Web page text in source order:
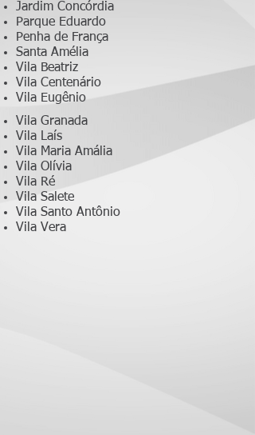
Jardim Concórdia
Parque Eduardo
Penha de França
Santa Amélia
Vila Beatriz
Vila Centenário
Vila Eugênio
Vila Granada
Vila Laís
Vila Maria Amália
Vila Olívia
Vila Ré
Vila Salete
Vila Santo Antônio
Vila Vera